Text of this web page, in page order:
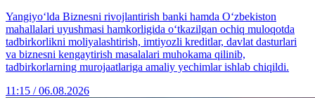
Yangiyo‘lda Biznesni rivojlantirish banki hamda O‘zbekiston
mahallalari uyushmasi hamkorligida o‘tkazilgan ochiq muloqotda
tadbirkorlikni moliyalashtirish, imtiyozli kreditlar, davlat dasturlari
va biznesni kengaytirish masalalari muhokama qilinib,
tadbirkorlarning murojaatlariga amaliy yechimlar ishlab chiqildi.
11:15 / 06.08.2026